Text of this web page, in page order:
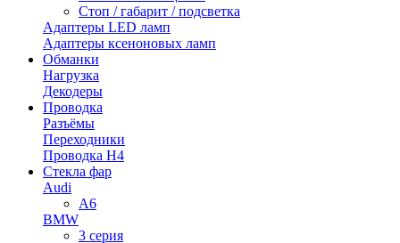
Стоп / габарит / подсветка
Адаптеры LED ламп
Адаптеры ксеноновых ламп
Обманки
Нагрузка
Декодеры
Проводка
Разъёмы
Переходники
Проводка H4
Стекла фар
Audi
A6
BMW
3 серия